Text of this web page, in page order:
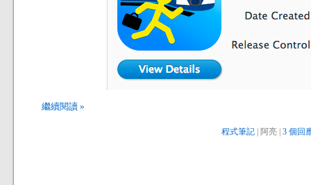
繼續閱讀 »
程式筆記 | 阿亮 | 3 個回